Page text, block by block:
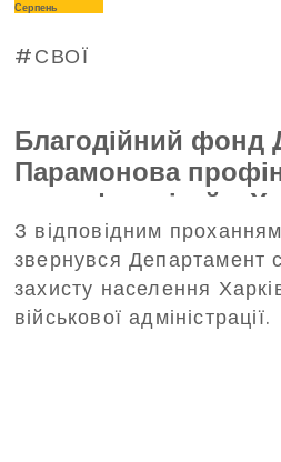
Серпень
СВОЇ
Благодійний фонд
Парамонова
трансфер дітей з
відпочинок до
З відповідним
звернувся Департамент
захисту населення
військової адміністрації.